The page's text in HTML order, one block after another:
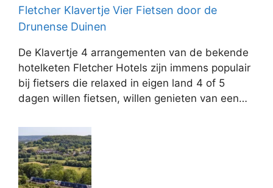
Fletcher Klavertje Vier Fietsen door de
Drunense Duinen
De Klavertje 4 arrangementen van de bekende
hotelketen Fletcher Hotels zijn immens populair
bij fietsers die relaxed in eigen land 4 of 5
dagen willen fietsen, willen genieten van een…